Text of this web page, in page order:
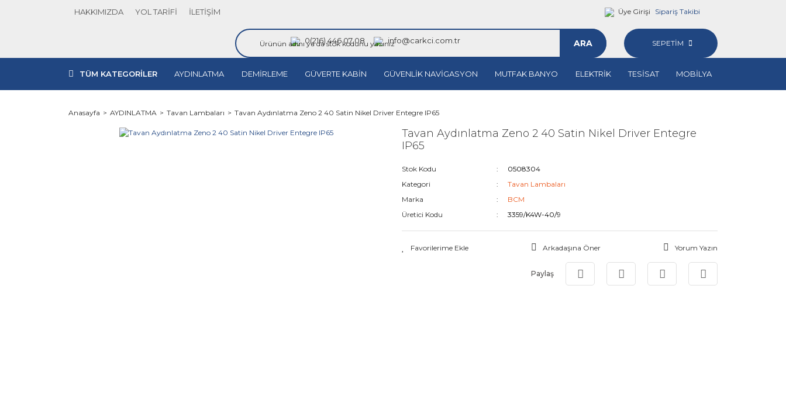
HAKKIMIZDA YOL TARİFİ İLETİŞİM Üye Girişi Sipariş Takibi
0(216) 446 07 08 info@carkci.com.tr ARA SEPETİM
TÜM KATEGORİLER AYDINLATMA DEMİRLEME GÜVERTE KABİN GÜVENLİK NAVİGASYON MUTFAK BANYO ELEKTRİK TESİSAT MOBİLYA
Anasayfa AYDINLATMA Tavan Lambaları Tavan Aydınlatma Zeno 2 40 Satin Nikel Driver Entegre IP65
Tavan Aydınlatma Zeno 2 40 Satin Nikel Driver Entegre
IP65
Stok Kodu
0508304
Kategori
Tavan Lambaları
Marka
BCM
Üretici Kodu
3359/K4W-40/9
Arkadaşına Öner Yorum Yazın
Paylaş